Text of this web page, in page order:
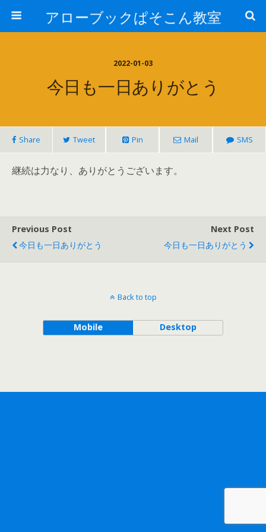
アローブックぱそこん教室
2022-01-03
今日も一日ありがとう
Share Tweet Pin Mail SMS
継続は力なり、ありがとうございます。
Previous Post
今日も一日ありがとう
Next Post
今日も一日ありがとう
Back to top
Mobile Desktop